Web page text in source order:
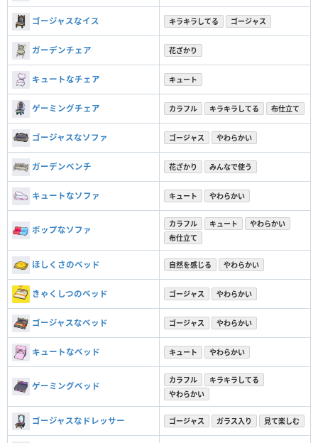
ゴージャスなイス キラキラしてる ゴージャス
ガーデンチェア 花ざかり
キュートなチェア キュート
ゲーミングチェア カラフル キラキラしてる 布仕立て
ゴージャスなソファ ゴージャス やわらかい
ガーデンベンチ 花ざかり みんなで使う
キュートなソファ キュート やわらかい
ポップなソファ
カラフル キュート
やわらかい
布仕立て
ほしくさのベッド 自然を感じる やわらかい
きゃくしつのベッド ゴージャス やわらかい
ゴージャスなベッド ゴージャス やわらかい
キュートなベッド キュート やわらかい
ゲーミングベッド
カラフル
キラキラしてる
やわらかい
ゴージャスなドレッサー ゴージャス ガラス入り 見て楽しむ